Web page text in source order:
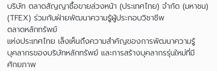
บริษัท ตลาดสัญญาซื้อขายล่วงหน้า (ประเทศไทย) จำกัด (มหาชน)
(TFEX) ร่วมกับฝ่ายพัฒนาความรู้ผู้ประกอบวิชาชีพ
ตลาดหลักทรัพย์
แห่งประเทศไทย เล็งเห็นถึงความสำคัญของการพัฒนาความรู้
บุคลากรของบริษัทหลักทรัพย์ และการสร้างบุคลากรรุ่นใหม่ที่มี
ศักยภาพ